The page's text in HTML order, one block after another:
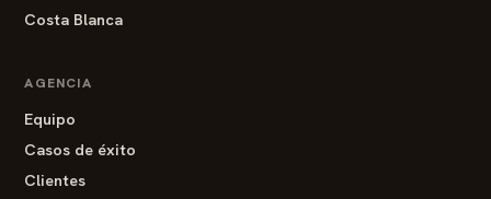
Costa Blanca
AGENCIA
Equipo
Casos de éxito
Clientes